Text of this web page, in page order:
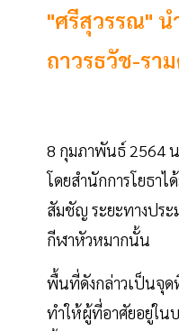
"ศรีสุวรรณ"
ถาวรธวัช-รา
8 กุมภาพันธ์ 2564 น
โดยสำนักการโยธา
สัมชัญ ระยะทางประ
กีฬาหัวหมากนั้น
พื้นที่ดังกล่าวเป็นจุด
ทำให้ผู้ที่อาศัยอยู่ใน